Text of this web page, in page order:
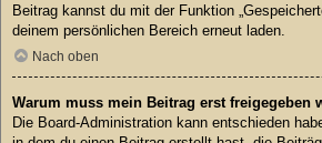
Beitrag kannst du mit der Funktion
deinem persönlichen Bereich erneut laden.
Nach oben
Warum muss mein Beitrag erst freigegeben
Die Board-Administration kann entschieden